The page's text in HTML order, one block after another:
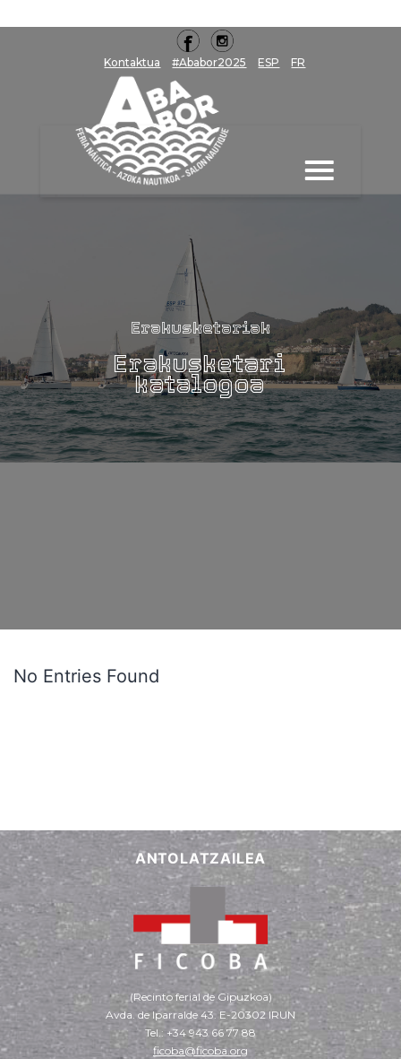
Kontaktua #Ababor2025 ESP FR
Erakusketariak
Erakusketari
katalogoa
No Entries Found
ANTOLATZAILEA
(Recinto ferial de Gipuzkoa)
Avda. de Iparralde 43. E-20302 IRUN
Tel.: +34 943 66 77 88
ficoba@ficoba.org